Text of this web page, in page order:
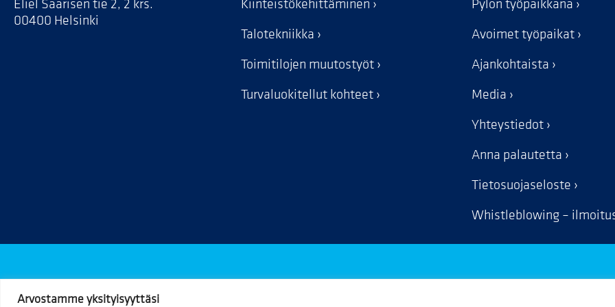
Arvostamme yksityisyyttäsi
Eliel Saarisen tie 2, 2 krs.
00400 Helsinki
Kiinteistökehittäminen
Talotekniikka
Toimitilojen muutostyöt
Turvaluokitellut kohteet
Pylon työpaikkana
Avoimet työpaikat
Ajankohtaista
Media
Yhteystiedot
Anna palautetta
Tietosuojaseloste
Whistleblowing –